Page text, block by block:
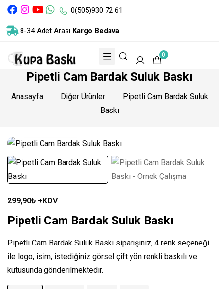
0(505)930 72 61
8-34 Adet Arası Kargo Bedava
0
Pipetli Cam Bardak Suluk Baskı
Anasayfa Diğer Ürünler
Pipetli Cam Bardak Suluk
Baskı
Ürün Videosu
299,90₺ +KDV
Pipetli Cam Bardak Suluk Baskı
Pipetli Cam Bardak Suluk Baskı siparişiniz, 4 renk seçeneği
ile logo, isim, istediğiniz görsel çift yön renkli baskılı ve
kutusunda gönderilmektedir.